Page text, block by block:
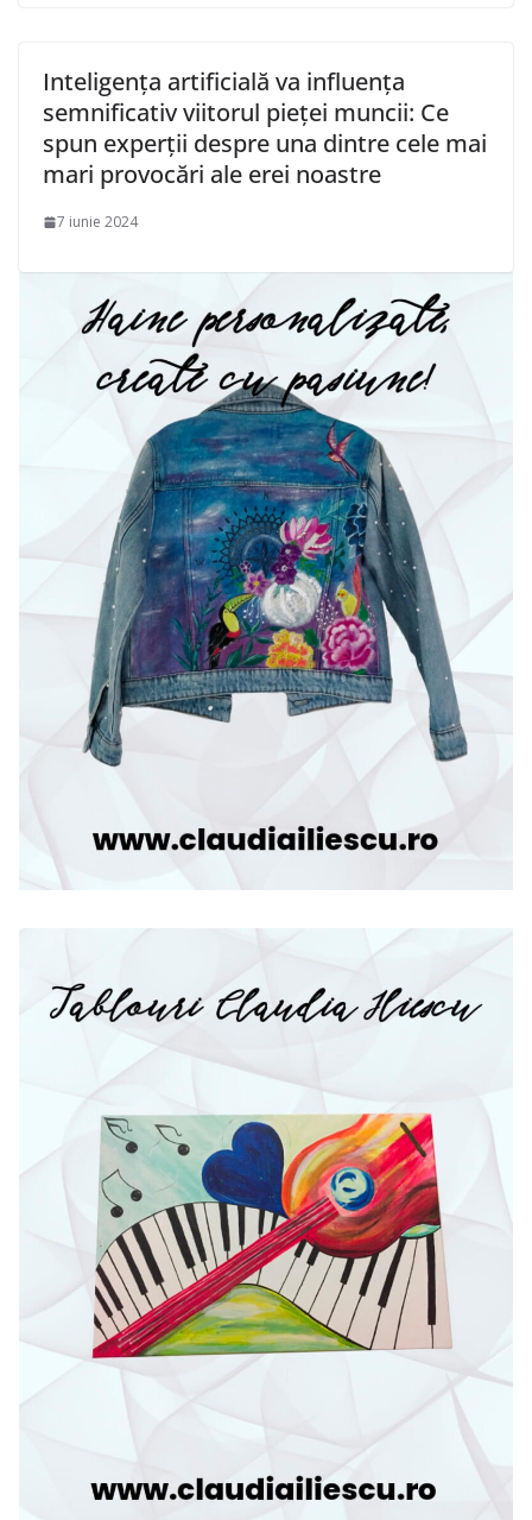
Inteligența artificială va influența
semnificativ viitorul pieței muncii: Ce
spun experții despre una dintre cele mai
mari provocări ale erei noastre
7 iunie 2024